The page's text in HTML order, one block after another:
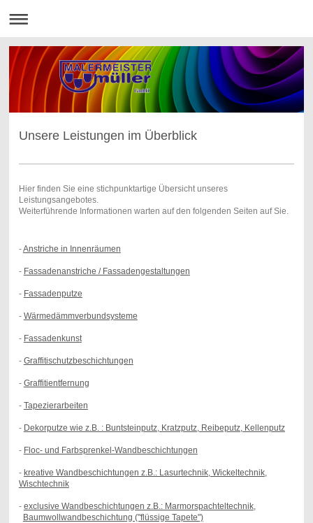
Unsere Leistungen im Überblick
Hier finden Sie eine stichpunktartige Übersicht unseres
Leistungsangebotes.
Weiterführende Informationen warten auf den folgenden Seiten auf Sie.
-Anstriche in Innenräumen
- Fassadenanstriche / Fassadengestaltungen
- Fassadenputze
- Wärmedämmverbundsysteme
- Fassadenkunst
- Graffitischutzbeschichtungen
- Graffitientfernung
- Tapezierarbeiten
- Dekorputze wie z.B. : Buntsteinputz, Kratzputz, Reibeputz, Kellenputz
- Floc- und Farbsprenkel-Wandbeschichtungen
- kreative Wandbeschichtungen z.B.: Lasurtechnik, Wickeltechnik,
Wischtechnik
- exclusive Wandbeschichtungen z.B.: Marmorspachteltechnik,
Baumwollwandbeschichtung ("flüssige Tapete")